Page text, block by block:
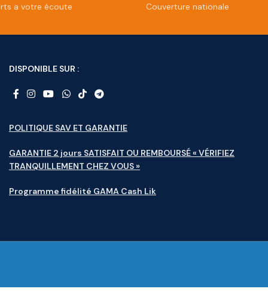
a votre écoute
Couverture nationale
DISPONIBLE SUR :
POLITIQUE SAV ET GARANTIE
GARANTIE 2 jours SATISFAIT OU REMBOURSÉ « VÉRIFIEZ
TRANQUILLEMENT CHEZ VOUS »
Programme fidélité GAMA Cash Lik